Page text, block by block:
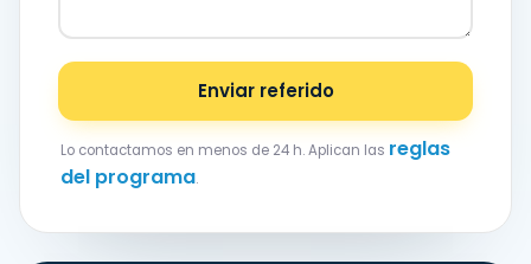
Enviar referido
Lo contactamos en menos de 24 h. Aplican las reglas
del programa.